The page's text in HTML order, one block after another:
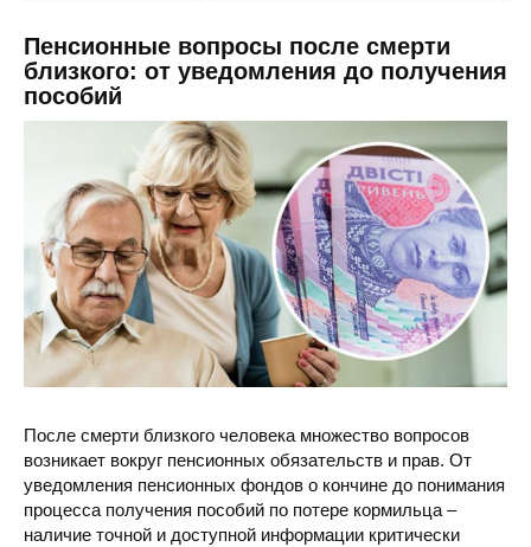
Пенсионные вопросы после смерти
близкого: от уведомления до получения
пособий
После смерти близкого человека множество вопросов
возникает вокруг пенсионных обязательств и прав. От
уведомления пенсионных фондов о кончине до понимания
процесса получения пособий по потере кормильца –
наличие точной и доступной информации критически